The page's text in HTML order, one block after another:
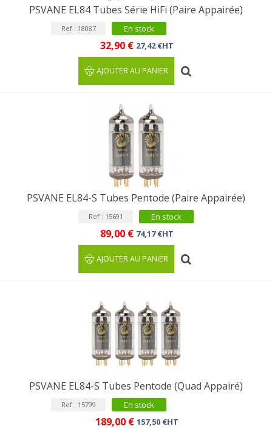
PSVANE EL84 Tubes Série HiFi (Paire Appairée)
Ref : 18087 En stock
32,90 € 27,42 €HT
AJOUTER AU PANIER
PSVANE EL84-S Tubes Pentode (Paire Appairée)
Ref : 15691 En stock
89,00 € 74,17 €HT
AJOUTER AU PANIER
PSVANE EL84-S Tubes Pentode (Quad Appairé)
Ref : 15799 En stock
189,00 € 157,50 €HT